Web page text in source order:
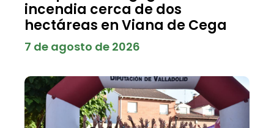
incendia cerca de dos
hectáreas en Viana de Cega
7 de agosto de 2026